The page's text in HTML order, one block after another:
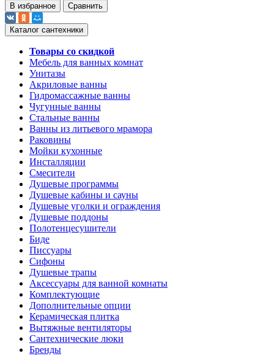
В избранное Сравнить
Каталог сантехники
Товары со скидкой
Мебель для ванных комнат
Унитазы
Акриловые ванны
Гидромассажные ванны
Чугунные ванны
Стальные ванны
Ванны из литьевого мрамора
Раковины
Мойки кухонные
Инсталляции
Смесители
Душевые программы
Душевые кабины и сауны
Душевые уголки и ограждения
Душевые поддоны
Полотенцесушители
Биде
Писсуары
Сифоны
Душевые трапы
Аксессуары для ванной комнаты
Комплектующие
Дополнительные опции
Керамическая плитка
Вытяжные вентиляторы
Сантехнические люки
Бренды